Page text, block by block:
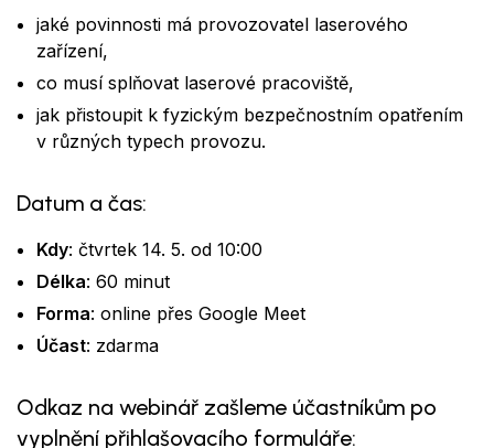
jaké povinnosti má provozovatel laserového
zařízení,
co musí splňovat laserové pracoviště,
jak přistoupit k fyzickým bezpečnostním opatřením
v různých typech provozu.
Datum a čas:
Kdy: čtvrtek 14. 5. od 10:00
Délka: 60 minut
Forma: online přes Google Meet
Účast: zdarma
Odkaz na webinář zašleme účastníkům po
vyplnění přihlašovacího formuláře: